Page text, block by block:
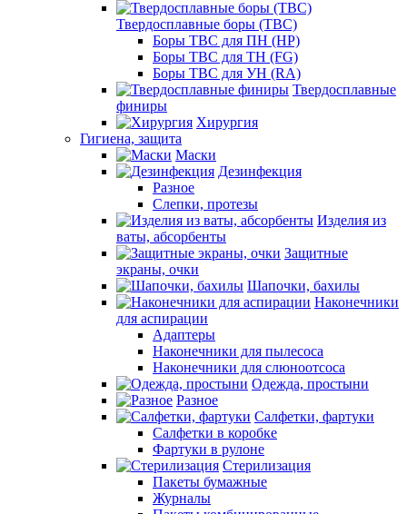
Твердосплавные боры (ТВС)
Боры ТВС для ПН (HP)
Боры ТВС для ТН (FG)
Боры ТВС для УН (RA)
Твердосплавные
финиры
Хирургия
Гигиена, защита
Маски
Дезинфекция
Разное
Слепки, протезы
Изделия из
ваты, абсорбенты
Защитные
экраны, очки
Шапочки, бахилы
Наконечники
для аспирации
Адаптеры
Наконечники для пылесоса
Наконечники для слюноотсоса
Одежда, простыни
Разное
Салфетки, фартуки
Салфетки в коробке
Фартуки в рулоне
Стерилизация
Пакеты бумажные
Журналы